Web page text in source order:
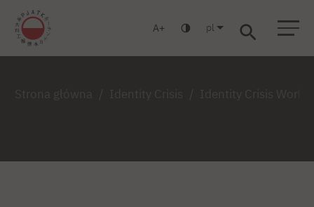
Warszawa Gdańsk Liceum Studia podyplomowe Studia MBA
A pl